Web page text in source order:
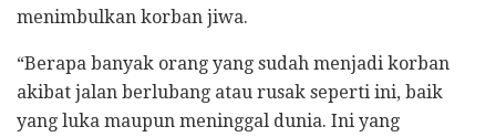
menimbulkan korban jiwa.
“Berapa banyak orang yang sudah menjadi korban
akibat jalan berlubang atau rusak seperti ini, baik
yang luka maupun meninggal dunia. Ini yang